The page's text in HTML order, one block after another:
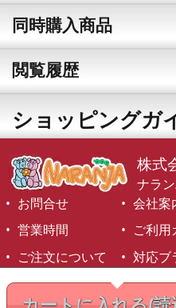
同時購入商品
閲覧履歴
ショッピングガ
株式
ナラ
お問合せ
会社案
営業時間
ご利用
ご注文について
対応ブ
©1999-2026